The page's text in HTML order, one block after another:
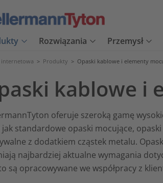
Rozwiązania Przemysł
internetowa > Produkty > Opaski kablowe i elementy
kablowe i
oferuje szeroką gamę
standardowe opaski mocujące,
z dodatkiem cząstek metalu.
najbardziej aktualne wymagania
są opracowywane we współpracy z